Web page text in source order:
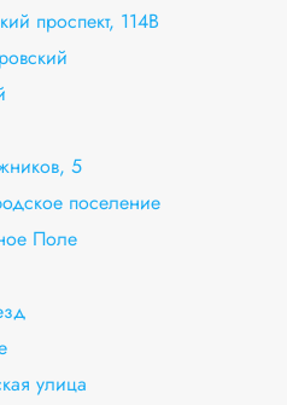
проспект, 114В
5
поселение
Поле
улица